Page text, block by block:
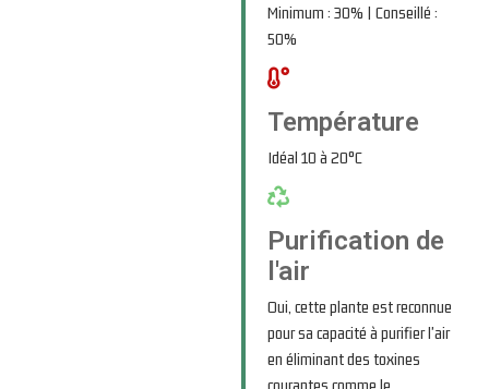
Minimum : 30% | Conseillé :
50%
Température
Idéal 10 à 20°C
Purification de
l'air
Oui, cette plante est reconnue
pour sa capacité à purifier l'air
en éliminant des toxines